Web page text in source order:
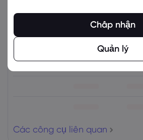
Bán Mua
Các công cụ liên quan
Chấp nhận
Quản lý